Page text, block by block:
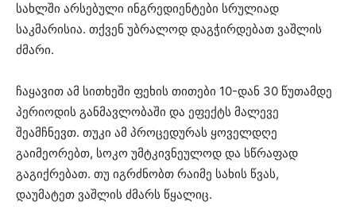
სახლში არსებული ინგრედიენტები სრულიად
საკმარისია. თქვენ უბრალოდ დაგჭირდებათ ვაშლის
ძმარი.
ჩაყავით ამ სითხეში ფეხის თითები 10-დან 30 წუთამდე
პერიოდის განმავლობაში და ეფექტს მალევე
შეამჩნევთ. თუკი ამ პროცედურას ყოველდღე
გაიმეორებთ, სოკო უმტკივნეულოდ და სწრაფად
გაგიქრებათ. თუ იგრძნობთ რაიმე სახის წვას,
დაუმატეთ ვაშლის ძმარს წყალიც.